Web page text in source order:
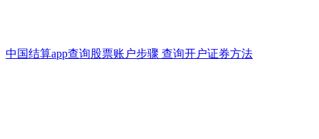
中国结算app查询股票账户步骤 查询开户证券方法